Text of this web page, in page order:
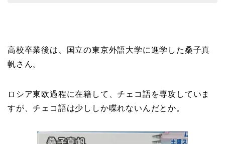
高校卒業後は、国立の東京外語大学に進学した桑子真
帆さん。
ロシア東欧過程に在籍して、チェコ語を専攻していま
すが、チェコ語は少ししか喋れないんだとか。